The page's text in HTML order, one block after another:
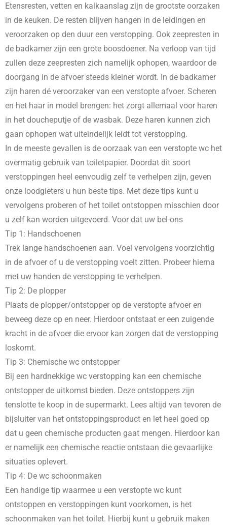
Etensresten, vetten en kalkaanslag zijn de grootste oorzaken
in de keuken. De resten blijven hangen in de leidingen en
veroorzaken op den duur een verstopping. Ook zeepresten in
de badkamer zijn een grote boosdoener. Na verloop van tijd
zullen deze zeepresten zich namelijk ophopen, waardoor de
doorgang in de afvoer steeds kleiner wordt. In de badkamer
zijn haren dé veroorzaker van een verstopte afvoer. Scheren
en het haar in model brengen: het zorgt allemaal voor haren
in het doucheputje of de wasbak. Deze haren kunnen zich
gaan ophopen wat uiteindelijk leidt tot verstopping.
In de meeste gevallen is de oorzaak van een verstopte wc het
overmatig gebruik van toiletpapier. Doordat dit soort
verstoppingen heel eenvoudig zelf te verhelpen zijn, geven
onze loodgieters u hun beste tips. Met deze tips kunt u
vervolgens proberen of het toilet ontstoppen misschien door
u zelf kan worden uitgevoerd. Voor dat uw bel-ons
Tip 1: Handschoenen
Trek lange handschoenen aan. Voel vervolgens voorzichtig
in de afvoer of u de verstopping voelt zitten. Probeer hierna
met uw handen de verstopping te verhelpen.
Tip 2: De plopper
Plaats de plopper/ontstopper op de verstopte afvoer en
beweeg deze op en neer. Hierdoor ontstaat er een zuigende
kracht in de afvoer die ervoor kan zorgen dat de verstopping
loskomt.
Tip 3: Chemische wc ontstopper
Bij een hardnekkige wc verstopping kan een chemische
ontstopper de uitkomst bieden. Deze ontstoppers zijn
tenslotte te koop in de supermarkt. Lees altijd van tevoren de
bijsluiter van het ontstoppingsproduct en let heel goed op
dat u geen chemische producten gaat mengen. Hierdoor kan
er namelijk een chemische reactie ontstaan die gevaarlijke
situaties oplevert.
Tip 4: De wc schoonmaken
Een handige tip waarmee u een verstopte wc kunt
ontstoppen en verstoppingen kunt voorkomen, is het
schoonmaken van het toilet. Hierbij kunt u gebruik maken